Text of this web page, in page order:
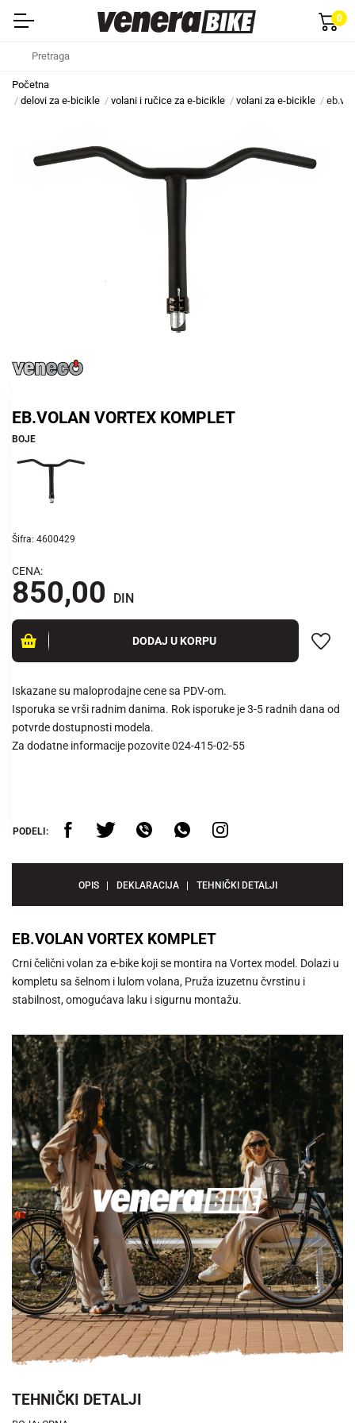
0
Početna
delovi za e-bicikle
volani i ručice za e-bicikle volani za e-bicikle
EB.VOLAN VORTEX KOMPLET
BOJE
Šifra: 4600429
CENA:
850,00 DIN
DODAJ U KORPU
Iskazane su maloprodajne cene sa PDV-om.
Isporuka se vrši radnim danima. Rok isporuke je 3-5 radnih dana od
potvrde dostupnosti modela.
Za dodatne informacije pozovite 024-415-02-55
PODELI:
OPIS DEKLARACIJA TEHNIČKI DETALJI
EB.VOLAN VORTEX KOMPLET
Crni čelični volan za e-bike koji se montira na Vortex model. Dolazi u
kompletu sa šelnom i lulom volana, Pruža izuzetnu čvrstinu i
stabilnost, omogućava laku i sigurnu montažu.
TEHNIČKI DETALJI